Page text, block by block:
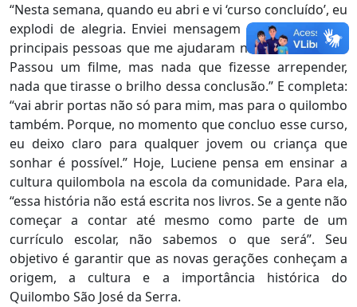
“Nesta semana, quando eu abri e vi ‘curso concluído’, eu
explodi de alegria. Enviei mensagem agradecendo às
principais pessoas que me ajudaram nesta caminhada.
Passou um filme, mas nada que fizesse arrepender,
nada que tirasse o brilho dessa conclusão.” E completa:
“vai abrir portas não só para mim, mas para o quilombo
também. Porque, no momento que concluo esse curso,
eu deixo claro para qualquer jovem ou criança que
sonhar é possível.” Hoje, Luciene pensa em ensinar a
cultura quilombola na escola da comunidade. Para ela,
“essa história não está escrita nos livros. Se a gente não
começar a contar até mesmo como parte de um
currículo escolar, não sabemos o que será”. Seu
objetivo é garantir que as novas gerações conheçam a
origem, a cultura e a importância histórica do
Quilombo São José da Serra.